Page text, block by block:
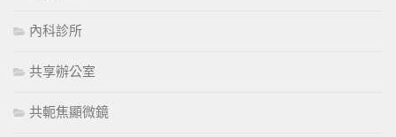
內科診所
共享辦公室
共軛焦顯微鏡